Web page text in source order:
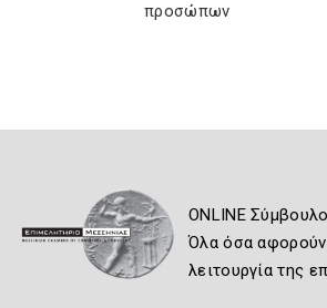
προσώπων
ONLINE
Όλα όσα αφορούν
λειτουργία της